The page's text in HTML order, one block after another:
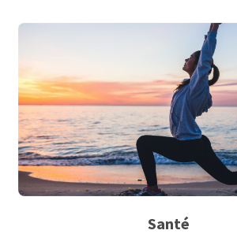
Santé